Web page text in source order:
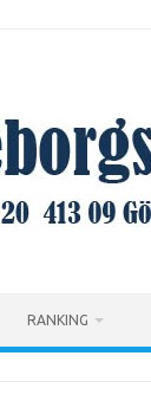
RANKING